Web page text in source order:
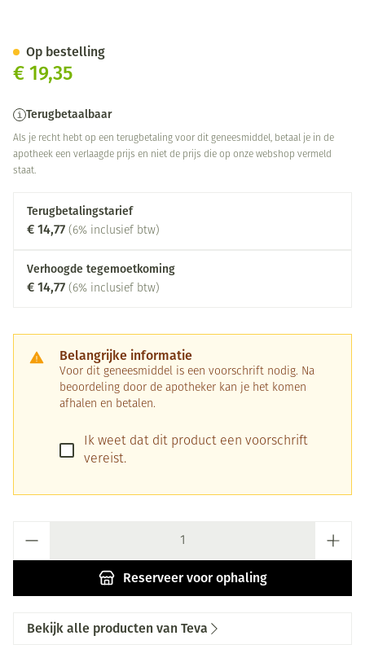
€ 19,35
Terugbetaalbaar
Als je recht hebt op een terugbetaling voor dit geneesmiddel, betaal je in de
apotheek een verlaagde prijs en niet de prijs die op onze webshop vermeld
staat.
Terugbetalingstarief
€ 14,77 (6% inclusief btw)
Verhoogde tegemoetkoming
€ 14,77 (6% inclusief btw)
Belangrijke informatie
Voor dit geneesmiddel is een voorschrift nodig. Na
beoordeling door de apotheker kan je het komen
afhalen en betalen.
Ik weet dat dit product een voorschrift
vereist.
Reserveervoor ophaling
Op bestelling
Bekijk alle producten van Teva